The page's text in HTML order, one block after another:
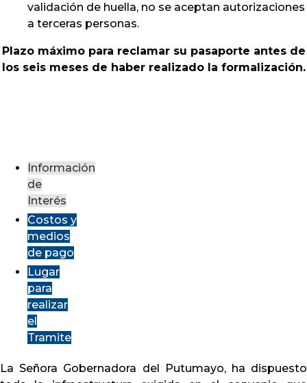
validación de huella, no se aceptan autorizaciones
a terceras personas.
Plazo máximo para reclamar su pasaporte antes de
los seis meses de haber realizado la formalización.
Información
de
Interés
Costos y
medios
de pago
Lugar
para
realizar
el
Tramite
La Señora Gobernadora del Putumayo, ha dispuesto